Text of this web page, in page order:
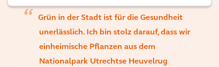
Grün in der Stadt ist für die Gesundheit
unerlässlich. Ich bin stolz darauf, dass wir
einheimische Pflanzen aus dem
Nationalpark Utrechtse Heuvelrug